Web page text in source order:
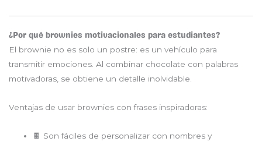
¿Por qué brownies motivacionales para estudiantes?
El brownie no es solo un postre: es un vehículo para
transmitir emociones. Al combinar chocolate con palabras
motivadoras, se obtiene un detalle inolvidable.
Ventajas de usar brownies con frases inspiradoras:
🍫 Son fáciles de personalizar con nombres y